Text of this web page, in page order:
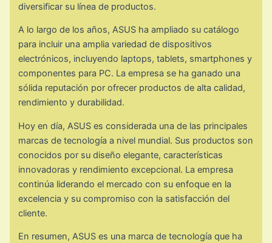
diversificar su línea de productos.
A lo largo de los años, ASUS ha ampliado su catálogo
para incluir una amplia variedad de dispositivos
electrónicos, incluyendo laptops, tablets, smartphones y
componentes para PC. La empresa se ha ganado una
sólida reputación por ofrecer productos de alta calidad,
rendimiento y durabilidad.
Hoy en día, ASUS es considerada una de las principales
marcas de tecnología a nivel mundial. Sus productos son
conocidos por su diseño elegante, características
innovadoras y rendimiento excepcional. La empresa
continúa liderando el mercado con su enfoque en la
excelencia y su compromiso con la satisfacción del
cliente.
En resumen, ASUS es una marca de tecnología que ha